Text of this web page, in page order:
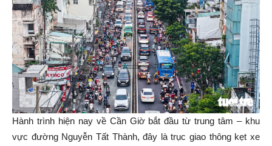
Hành trình hiện nay về Cần Giờ bắt đầu từ trung tâm – khu
vực đường Nguyễn Tất Thành, đây là trục giao thông kẹt xe